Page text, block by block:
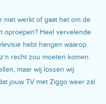
niet werkt of gaat het om de
oproepen? Heel vervelende
hebt hangen waarop
recht zou moeten komen.
maar wij lossen wij
jouw TV met Ziggo weer zal